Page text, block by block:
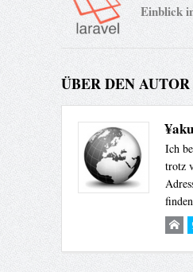
Einblick
ÜBER DEN AUTOR
Ich
trotz